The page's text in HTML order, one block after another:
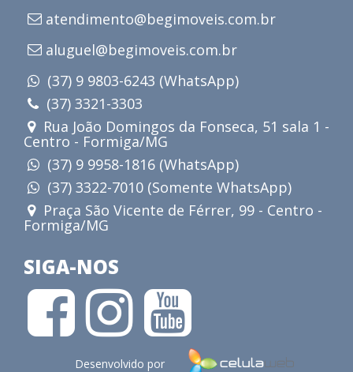
atendimento@begimoveis.com.br
aluguel@begimoveis.com.br
(37) 9 9803-6243 (WhatsApp)
(37) 3321-3303
Rua João Domingos da Fonseca, 51 sala 1 -
Centro - Formiga/MG
(37) 9 9958-1816 (WhatsApp)
(37) 3322-7010 (Somente WhatsApp)
Praça São Vicente de Férrer, 99 - Centro -
Formiga/MG
SIGA-NOS
Desenvolvido por